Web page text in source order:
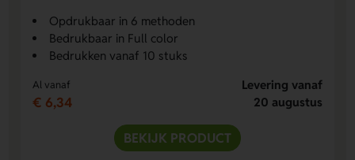
Opdrukbaar in 6 methoden
Bedrukbaar in Full color
Bedrukken vanaf 10 stuks
Al vanaf
€ 6,34
Levering vanaf
20 augustus
BEKIJK PRODUCT